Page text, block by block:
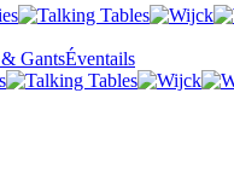
GantsÉventails